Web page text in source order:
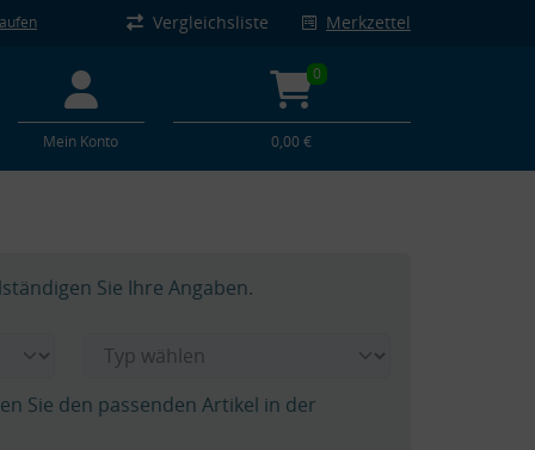
Vergleichsliste Merkzettel
Mein Konto
0
0,00 €
Sie Ihre Angaben.
Sie den passenden Artikel in der